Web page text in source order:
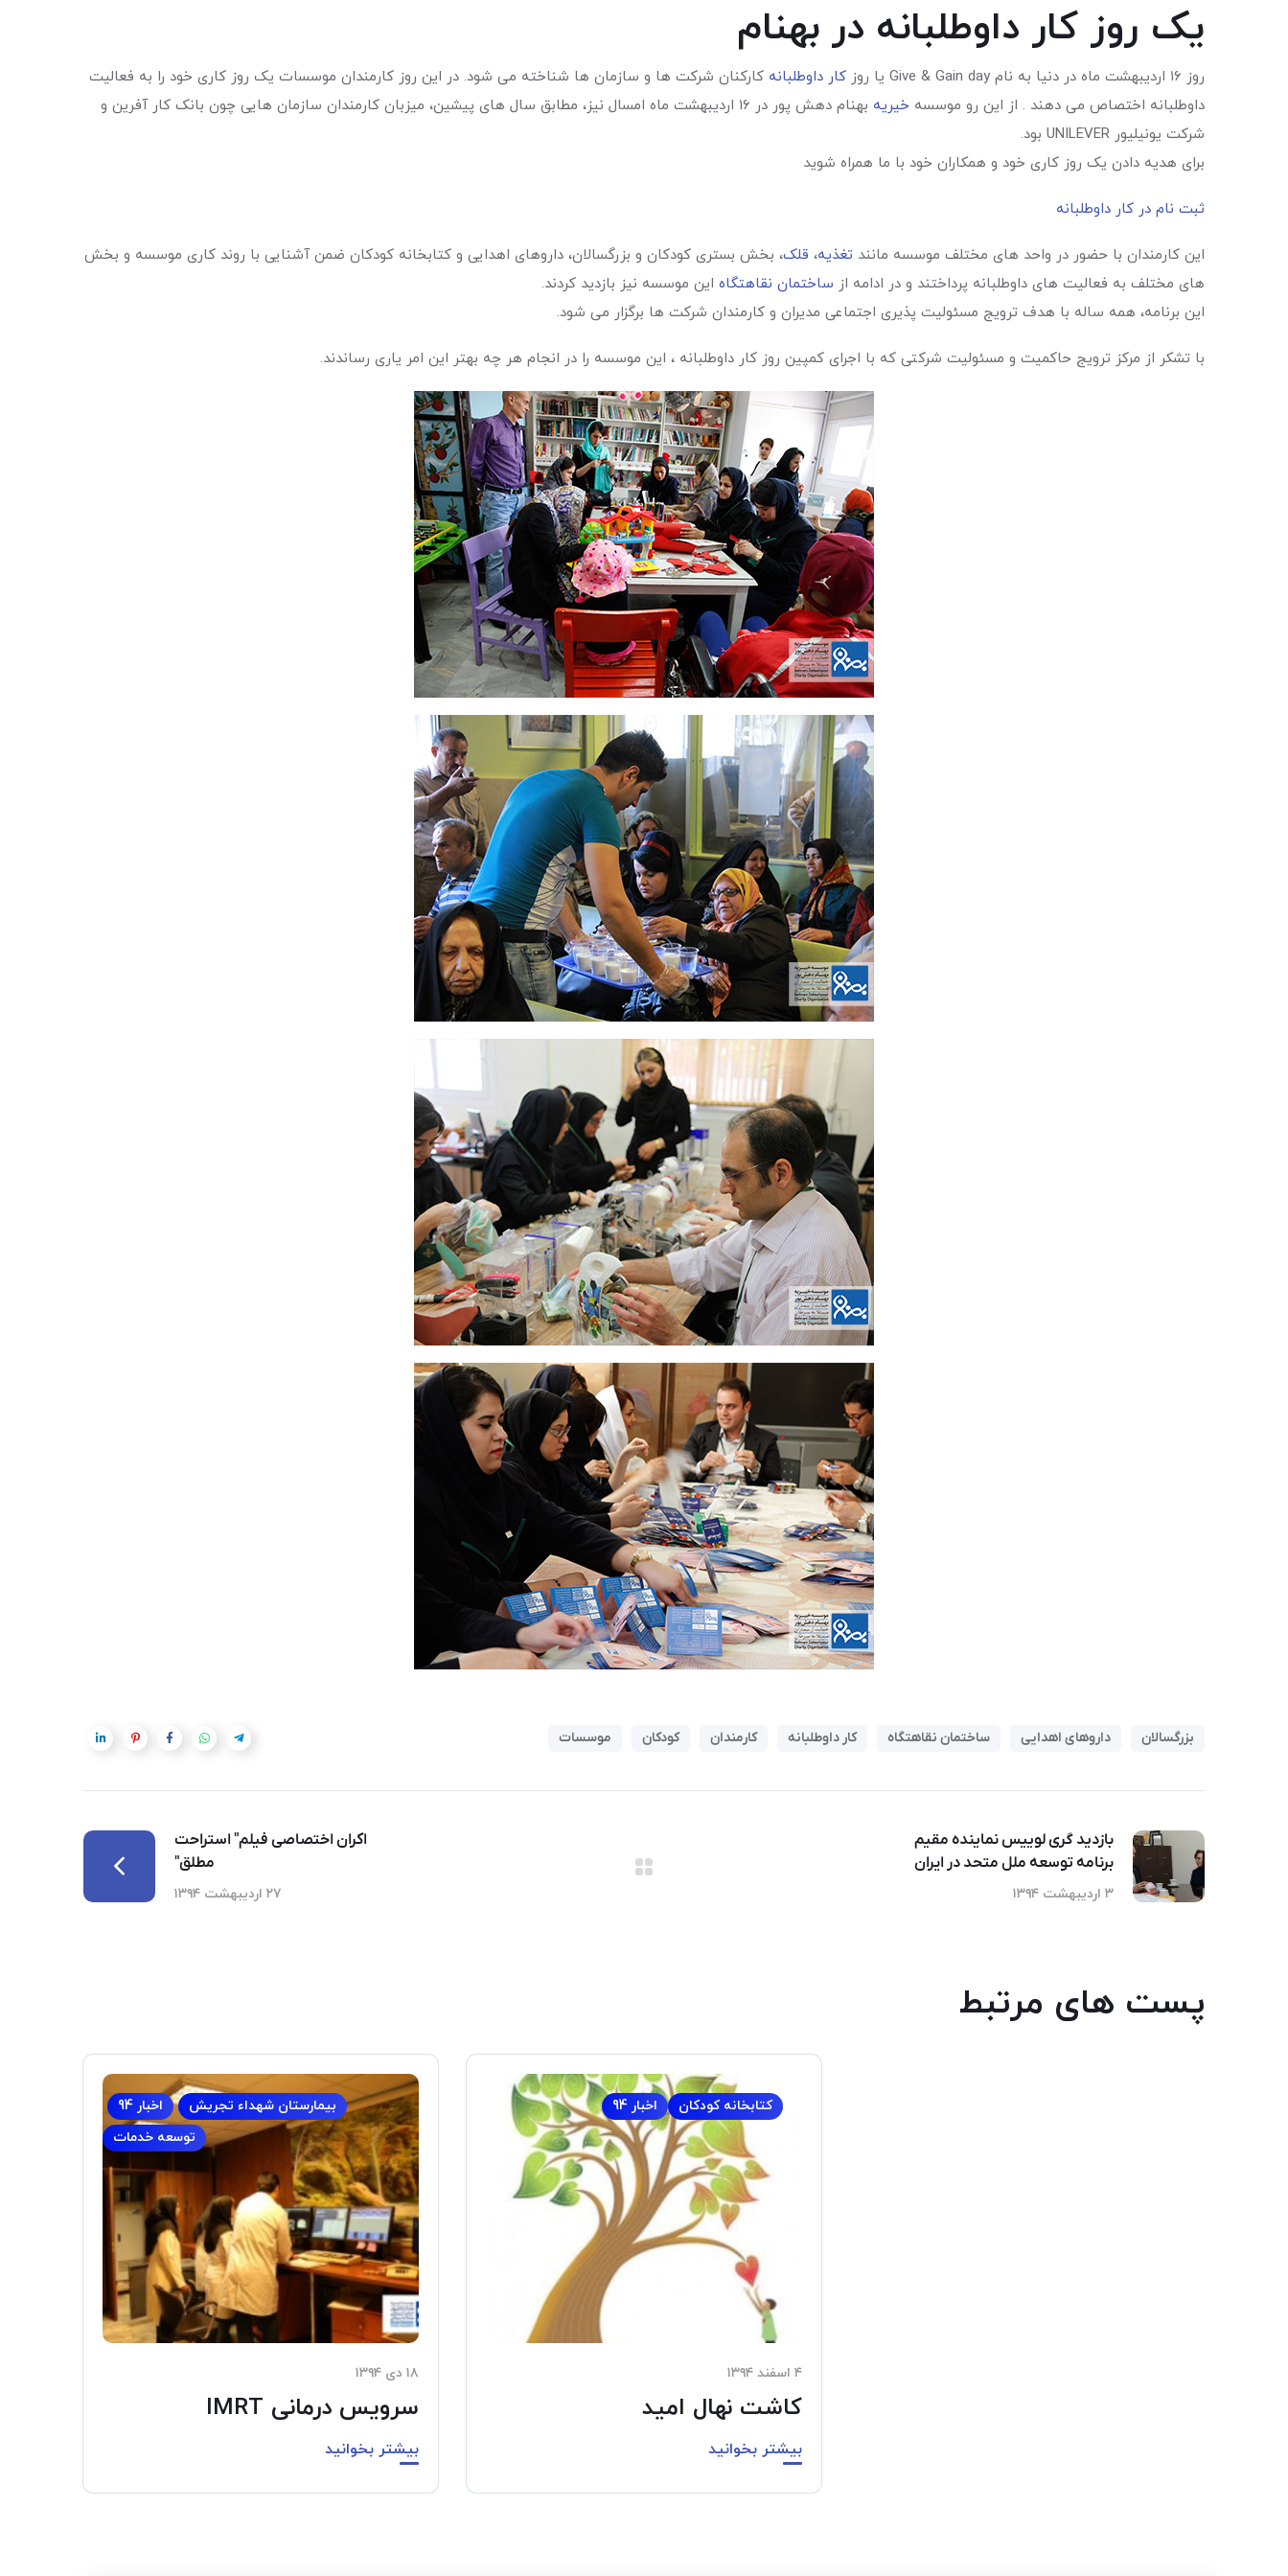
یک روز کار داوطلبانه در بهنام
روز ١٦ اردیبهشت ماه در دنیا به نام Give & Gain day یا روز کار داوطلبانه کارکنان شرکت ها و سازمان ها شناخته می شود. در این روز کارمندان موسسات یک روز کاری خود را به فعالیت
داوطلبانه اختصاص می دهند . از این رو موسسه خیریه
بهنام دهش پور در ١٦ اردیبهشت ماه امسال نیز، مطابق سال های پیشین، میزبان کارمندان سازمان هایی چون بانک کار آفرین و
شرکت یونیلیور UNILEVER بود.
برای هدیه دادن یک روز کاری خود و همکاران خود با ما همراه شوید
ثبت نام در کار داوطلبانه
این کارمندان با حضور در واحد های مختلف موسسه مانند تغذیه، قلک، بخش بستری کودکان و بزرگسالان، داروهای اهدایی و کتابخانه کودکان ضمن آشنایی با روند کاری موسسه و بخش
های مختلف به فعالیت های داوطلبانه پرداختند و در ادامه از ساختمان نقاهتگاه این موسسه نیز بازدید کردند.
این برنامه، همه ساله با هدف ترویج مسئولیت پذیری اجتماعی مدیران و کارمندان شرکت ها برگزار می شود.
با تشکر از مرکز ترویج حاکمیت و مسئولیت شرکتی که با اجرای کمپین روز کار داوطلبانه ، این موسسه را در انجام هر چه بهتر این امر یاری رساندند.
بزرگسالان داروهای اهدایی ساختمان نقاهتگاه کار داوطلبانه کارمندان کودکان موسسات
بازدید گری لويیس نماینده مقیم
برنامه توسعه ملل متحد در ایران
۳ اردیبهشت ۱۳۹۴
اکران اختصاصی فیلم" استراحت
مطلق"
۲۷ اردیبهشت ۱۳۹۴
پست های مرتبط
اخبار 94 کتابخانه کودکان
۴ اسفند ۱۳۹۴
کاشت نهال امید
بیشتر بخوانید
اخبار 94
بیمارستان شهداء تجریش
توسعه خدمات
۱۸ دی ۱۳۹۴
سرویس درمانی IMRT
بیشتر بخوانید